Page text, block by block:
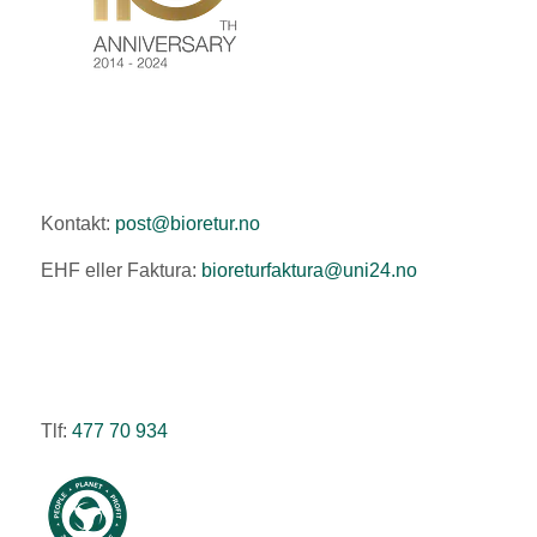
Kontakt: post@bioretur.no
EHF eller Faktura: bioreturfaktura@uni24.no
Tlf: 477 70 934